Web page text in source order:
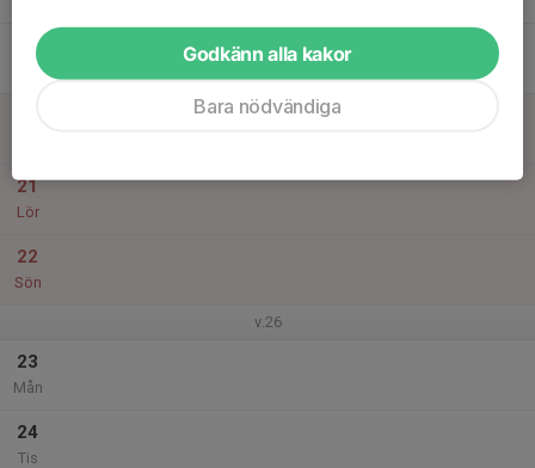
19
Tor
21
Lör
22
Sön
v.26
23
Mån
24
Tis
Godkänn alla kakor
Bara nödvändiga